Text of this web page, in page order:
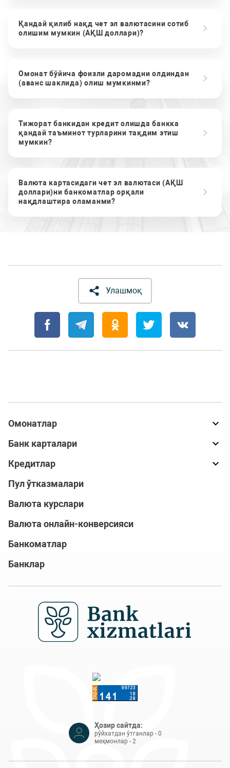
Қандай қилиб нақд чет эл валютасини сотиб
олишим мумкин (АҚШ доллари)?
Омонат бўйича фоизли даромадни олдиндан
(аванс шаклида) олиш мумкинми?
Тижорат банкидан кредит олишда банкка
қандай таъминот турларини тақдим этиш
мумкин?
Валюта картасидаги чет эл валютаси (АҚШ
доллари)ни банкоматлар орқали
нақдлаштира оламанми?
Улашмоқ
Омонатлар
Банк карталари
Кредитлар
Пул ўтказмалари
Валюта курслари
Валюта онлайн-конверсияси
Банкоматлар
Банклар
Ҳозир сайтда:
рўйхатдан ўтганлар - 0
меҳмонлар - 2